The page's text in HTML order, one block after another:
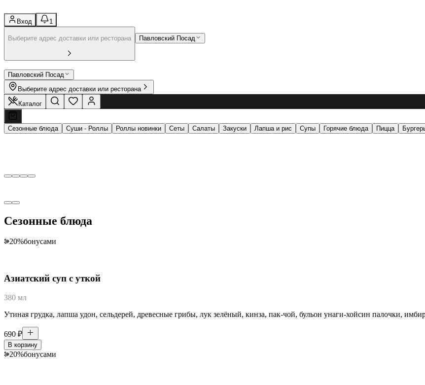
Вход 1
Выберите адрес доставки или ресторана Павловский Посад
Павловский Посад
Выберите адрес доставки или ресторана
Каталог
Сезонные блюда Суши - Роллы Роллы новинки Сеты Салаты Закуски Лапша и рис Супы Горячие блюда Пицца
Сезонные блюда
20%бонусами
Азиатский суп с уткой
380 мл
Утиная грудка, лапша удон, сельдерей, древесные грибы, лук зелёный, кинза, пак-чой, бульон унаги-хойсин палочки,
690 ₽
В корзину
20%бонусами